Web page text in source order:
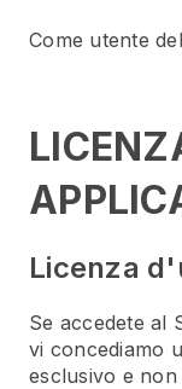
Come utente
Licenza
Se accedete al
vi concediamo
esclusivo e